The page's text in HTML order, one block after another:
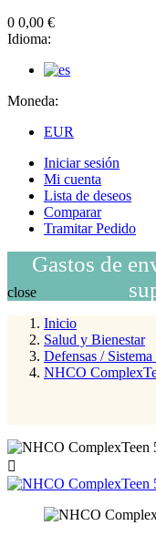
0 0,00 €
Idioma:
Moneda:
EUR
Iniciar sesión
Mi cuenta
Lista de deseos
Comparar
Tramitar Pedido
Gastos de
close
Inicio
Salud y Bienestar
Defensas /
NHCO
